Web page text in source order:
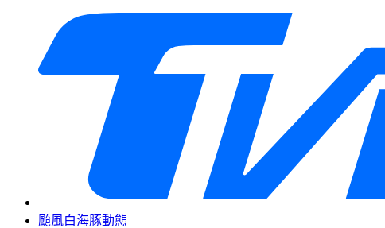
颱風白海豚動態